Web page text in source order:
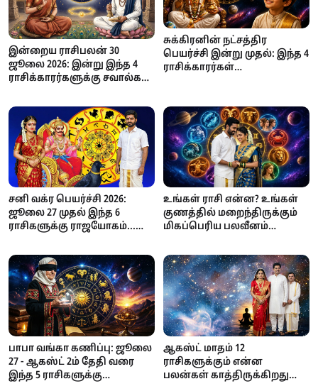
இன்றைய ராசிபலன் 30
ஜூலை 2026: இன்று இந்த 4
ராசிக்காரர்களுக்கு சவால்கள்
கைகொடுக்கிறது?
சுக்கிரனின் நட்சத்திர
பெயர்ச்சி இன்று முதல்: இந்த 4
ராசிக்காரர்கள்
அதிகரிக்குமாம்!
சனி வக்ர பெயர்ச்சி 2026:
ஜூலை 27 முதல் இந்த 6
ராசிகளுக்கு ராஜயோகம்...
உயர்வில் அதிர்ஷ்டம்!
உங்கள் ராசி என்ன? உங்கள்
குணத்தில் மறைந்திருக்கும்
மிகப்பெரிய பலவீனம்
பாபா வங்கா கணிப்பு: ஜூலை
27 - ஆகஸ்ட் 2ம் தேதி வரை
இந்த 5 ராசிகளுக்கு
ஆகஸ்ட் மாதம் 12
ராசிகளுக்கும் என்ன
பலன்கள் காத்திருக்கிறது